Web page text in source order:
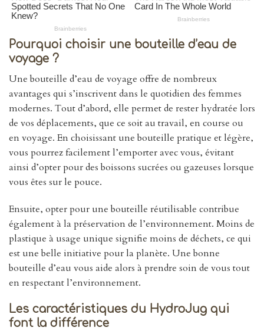
Pourquoi choisir une bouteille d’eau de
voyage ?
Une bouteille d’eau de voyage offre de nombreux
avantages qui s’inscrivent dans le quotidien des femmes
modernes. Tout d’abord, elle permet de rester hydratée lors
de vos déplacements, que ce soit au travail, en course ou
en voyage. En choisissant une bouteille pratique et légère,
vous pourrez facilement l’emporter avec vous, évitant
ainsi d’opter pour des boissons sucrées ou gazeuses lorsque
vous êtes sur le pouce.
Ensuite, opter pour une bouteille réutilisable contribue
également à la préservation de l’environnement. Moins de
plastique à usage unique signifie moins de déchets, ce qui
est une belle initiative pour la planète. Une bonne
bouteille d’eau vous aide alors à prendre soin de vous tout
en respectant l’environnement.
Les caractéristiques du HydroJug qui
font la différence